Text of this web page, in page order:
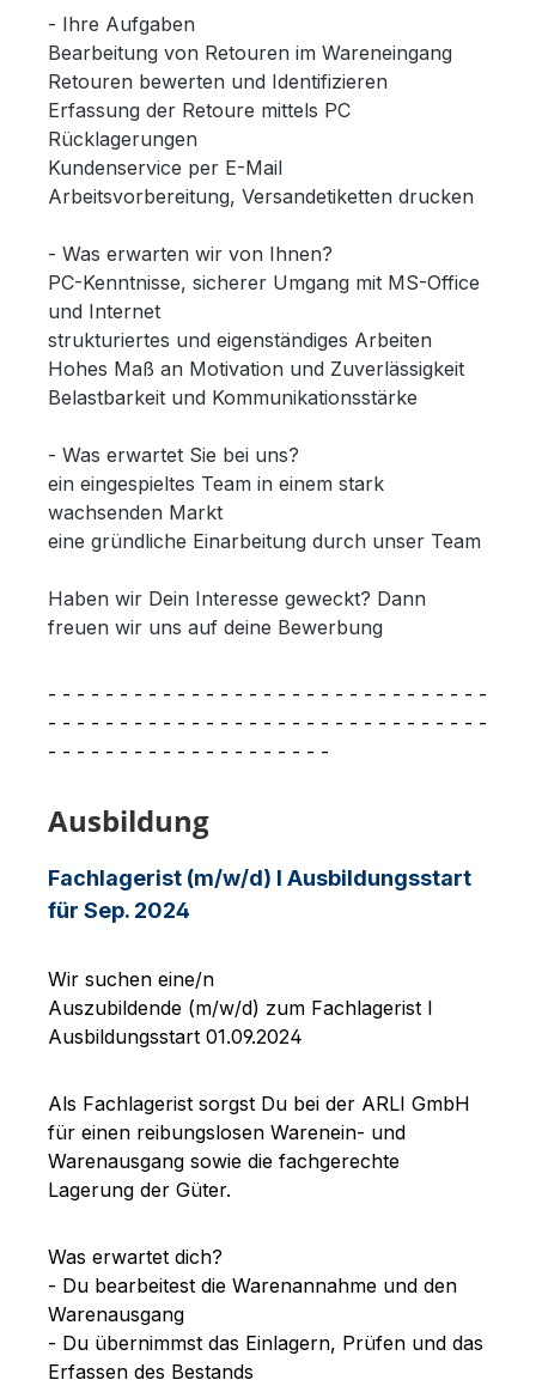
- Ihre Aufgaben
Bearbeitung von Retouren im Wareneingang
Retouren bewerten und Identifizieren
Erfassung der Retoure mittels PC
Rücklagerungen
Kundenservice per E-Mail
Arbeitsvorbereitung, Versandetiketten drucken
- Was erwarten wir von Ihnen?
PC-Kenntnisse, sicherer Umgang mit MS-Office
und Internet
strukturiertes und eigenständiges Arbeiten
Hohes Maß an Motivation und Zuverlässigkeit
Belastbarkeit und Kommunikationsstärke
- Was erwartet Sie bei uns?
ein eingespieltes Team in einem stark
wachsenden Markt
eine gründliche Einarbeitung durch unser Team
Haben wir Dein Interesse geweckt? Dann
freuen wir uns auf deine Bewerbung
- - - - - - - - - - - - - - - - - - - - - - - - - - - - - - -
- - - - - - - - - - - - - - - - - - - - - - - - - - - - - - -
- - - - - - - - - - - - - - - - - - - -
Ausbildung
Fachlagerist (m/w/d) I Ausbildungsstart
für Sep. 2024
Wir suchen eine/n
Auszubildende (m/w/d) zum Fachlagerist I
Ausbildungsstart 01.09.2024
Als Fachlagerist sorgst Du bei der ARLI GmbH
für einen reibungslosen Warenein- und
Warenausgang sowie die fachgerechte
Lagerung der Güter.
Was erwartet dich?
- Du bearbeitest die Warenannahme und den
Warenausgang
- Du übernimmst das Einlagern, Prüfen und das
Erfassen des Bestands